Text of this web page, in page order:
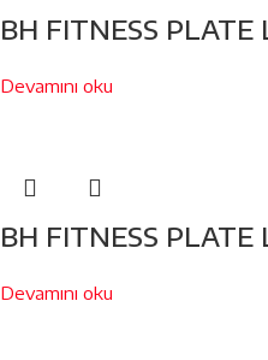
BH FITNESS PLATE
Devamını oku
BH FITNESS PLATE
Devamını oku